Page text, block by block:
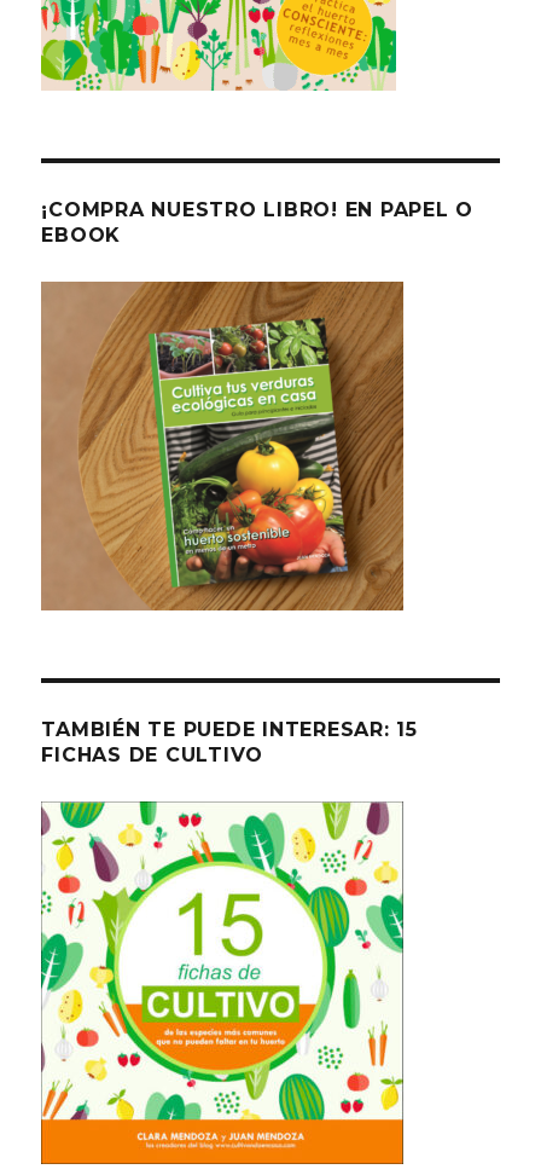
¡COMPRA NUESTRO LIBRO! EN PAPEL O
EBOOK
TAMBIÉN TE PUEDE INTERESAR: 15
FICHAS DE CULTIVO